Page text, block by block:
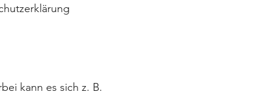
kann es sich z. B.